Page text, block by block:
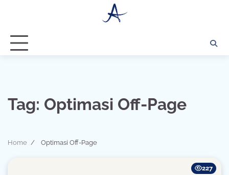
Tag: Optimasi Off-Page
Home Optimasi Off-Page
227